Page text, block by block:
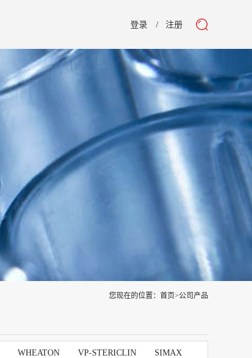
登录 注册
您现在的位置： 首页>公司产品
WHEATON VP-STERICLIN SIMAX